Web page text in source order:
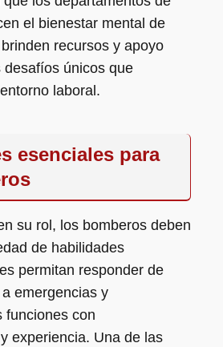
el bienestar mental de
recursos y apoyo
desafíos únicos que
laboral.
esenciales para
su rol, los bomberos deben
de habilidades
permitan responder de
emergencias y
funciones con
experiencia. Una de las